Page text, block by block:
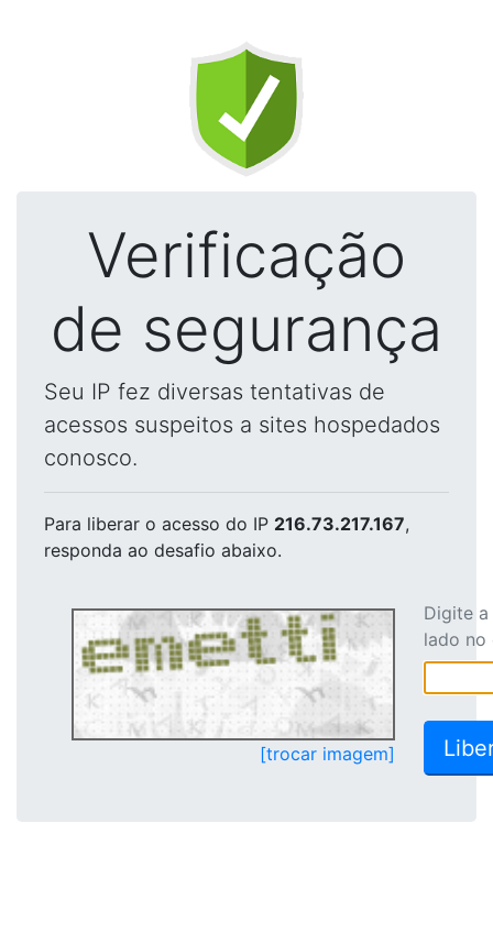
Verificação
de segurança
Seu IP fez diversas tentativas de
acessos suspeitos a sites hospedados
conosco.
Para liberar o acesso do IP 216.73.217.167,
responda ao desafio abaixo.
[trocar imagem]
Digite
lado no